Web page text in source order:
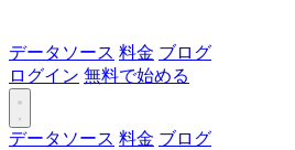
データソース 料金 ブログ
ログイン 無料で始める
データソース 料金 ブログ